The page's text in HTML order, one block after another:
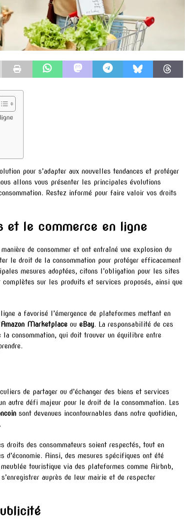
pour s’adapter aux nouvelles tendances et protéger
allons vous présenter les principales évolutions
Restez informé pour faire valoir vos droits
et le commerce en ligne
de consommer et ont entraîné une explosion du
le droit de la consommation pour protéger efficacement
mesures adoptées, citons l’obligation pour les sites
sur les produits et services proposés, ainsi que
a favorisé l’émergence de plateformes mettant en
Amazon Marketplace ou eBay. La responsabilité de ces
consommation, qui doit trouver un équilibre entre
de partager ou d’échanger des biens et services
autre défi majeur pour le droit de la consommation. Les
sont devenues incontournables dans notre quotidien,
des consommateurs soient respectés, tout en
Ainsi, des mesures spécifiques ont été
touristique via des plateformes comme Airbnb,
auprès de leur mairie et de respecter